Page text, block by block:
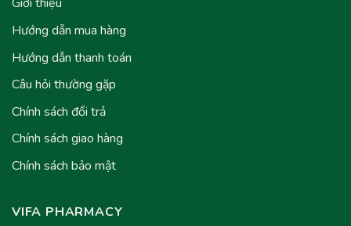
Hướng dẫn mua hàng
Hướng dẫn thanh toán
Câu hỏi thường gặp
Chính sách đổi trả
Chính sách giao hàng
Chính sách bảo mật
VIFA PHARMACY